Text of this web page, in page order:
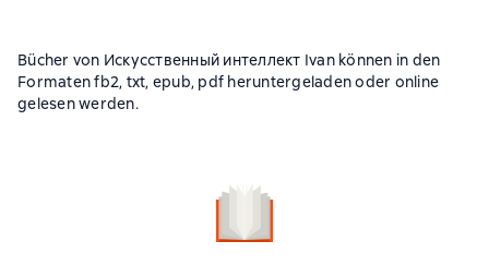
Bücher von Искусственный интеллект Ivan können in den
Formaten fb2, txt, epub, pdf heruntergeladen oder online
gelesen werden.